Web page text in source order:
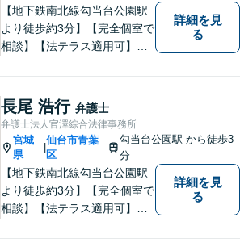
【地下鉄南北線勾当台公園駅
より徒歩約3分】【完全個室で
相談】【法テラス適用可】
れず！」をモットーによりよ
い事務所を築いていけるよう
に日々の業務に勤しんでおり
ます。法律問題でお困りの方
はお気軽にご相談ください。
詳細を見
る
長尾 浩行 弁護士
弁護士法人官澤綜合法律事務所
宮城
県
|
仙台市青葉
区
勾当台公園駅から徒歩3
分
【地下鉄南北線勾当台公園駅
より徒歩約3分】【完全個室で
相談】【法テラス適用可】民
しております。 その経験を活
詳細を見
る